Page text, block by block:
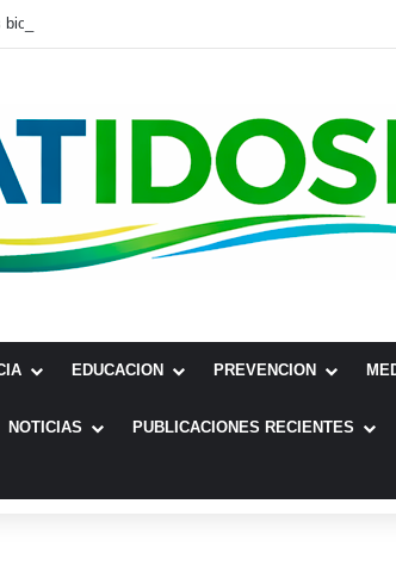
EDUCACION PREVENCION
NOTICIAS PUBLICACIONES RECIENTES